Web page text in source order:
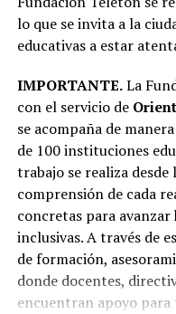
lo que se invita a la
educativas a estar
IMPORTANTE.La
con el servicio de
se acompaña de
de 100 instituciones
trabajo se realiza desde
comprensión de cada
concretas para
inclusivas. A través de
de formación,
donde docentes,
encuentran apoyo